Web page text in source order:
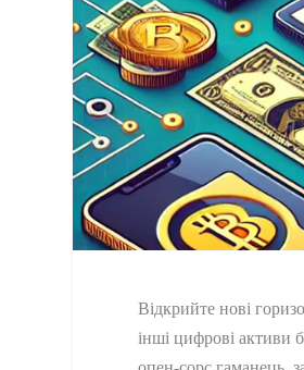
Відкрийте нові
інші цифрові активи